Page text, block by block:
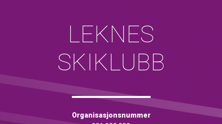
LEKNES
SKIKLUBB
Organisasjonsnummer